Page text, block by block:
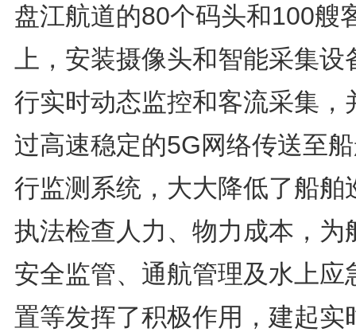
盘江航道的80个码头和100艘
上，安装摄像头和智能采集设
行实时动态监控和客流采集，
过高速稳定的5G网络传送至
行监测系统，大大降低了船舶
执法检查人力、物力成本，为
安全监管、通航管理及水上应
置等发挥了积极作用，建起实